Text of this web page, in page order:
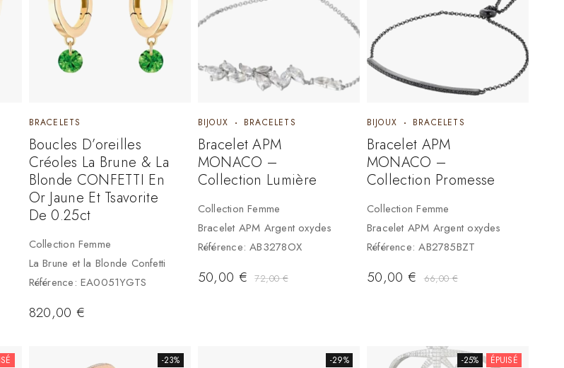
BRACELETS
Boucles D’oreilles
Créoles La Brune & La
Blonde CONFETTI En
Or Jaune Et Tsavorite
De 0.25ct
Collection Femme
La Brune et la Blonde Confetti
Référence: EA0051YGTS
820,00€
BIJOUX BRACELETS
Bracelet APM
MONACO –
Collection Lumière
Collection Femme
Bracelet APM Argent oxydes
Référence: AB3278OX
72,00€
50,00 €
BIJOUX BRACELETS
Bracelet APM
MONACO –
Collection Promesse
Collection Femme
Bracelet APM Argent oxydes
Référence: AB2785BZT
66,00€
50,00€
-23% -29% -25% ÉPUISÉ